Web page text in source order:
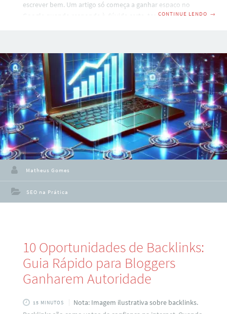
escrever bem. Um artigo só começa a ganhar espaço no
Google quando responde à dúvida certa, tem estrutura
forma como o conteúdo é planejado. Quando o texto é
genérico, repetitivo ou não atende à intenção de
CONTINUE LENDO →
SEO na Prática
Matheus Gomes
10 Oportunidades de Backlinks:
Guia Rápido para Bloggers
Ganharem Autoridade
15 MINUTOS
Nota: Imagem ilustrativa sobre backlinks.